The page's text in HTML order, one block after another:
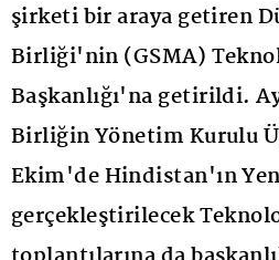
şirketi bir araya getiren
Birliği'nin (GSMA)
Başkanlığı'na getirildi.
Birliğin Yönetim Kurulu
Ekim'de Hindistan'ın
gerçekleştirilecek